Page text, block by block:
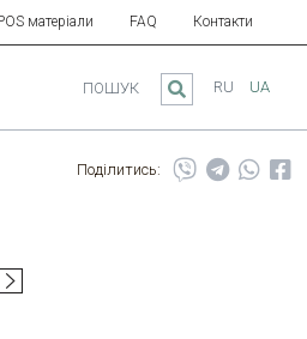
матеріали FAQ Контакти
RU UA
ПОШУК
Поділитись: